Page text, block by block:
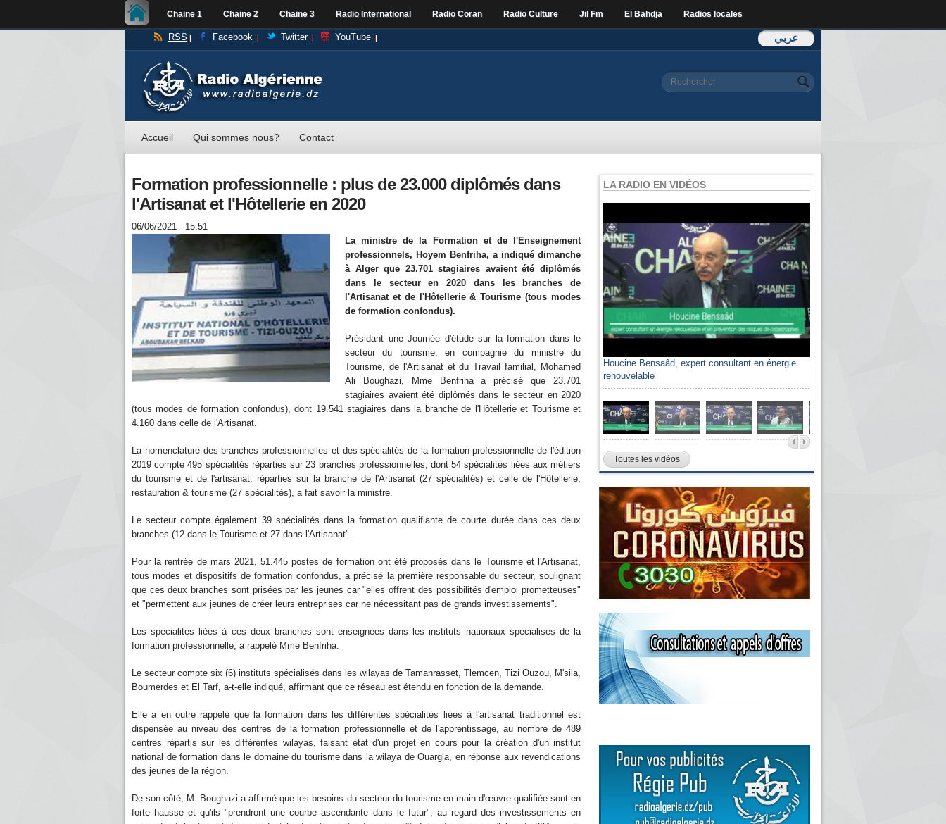
Chaine 1 Chaine 2 Chaine 3 Radio International Radio Coran Radio Culture Jil Fm El Bahdja Radios locales
عربي RSS Facebook Twitter YouTube
Formulaire de
Rechercher
Accueil Qui sommes nous? Contact
Formation professionnelle : plus de 23.000 diplômés dans
l'Artisanat et l'Hôtellerie en 2020
06/06/2021 - 15:51
La ministre de la Formation et de l'Enseignement
professionnels, Hoyem Benfriha, a indiqué dimanche
à Alger que 23.701 stagiaires avaient été diplômés
dans le secteur en 2020 dans les branches de
l'Artisanat et de l'Hôtellerie & Tourisme (tous modes
de formation confondus).
Présidant une Journée d'étude sur la formation dans le
secteur du tourisme, en compagnie du ministre du
Tourisme, de l'Artisanat et du Travail familial, Mohamed
Ali Boughazi, Mme Benfriha a précisé que 23.701
stagiaires avaient été diplômés dans le secteur en 2020
(tous modes de formation confondus), dont 19.541 stagiaires dans la branche de l'Hôtellerie et Tourisme et
4.160 dans celle de l'Artisanat.
La nomenclature des branches professionnelles et des spécialités de la formation professionnelle de l'édition
2019 compte 495 spécialités réparties sur 23 branches professionnelles, dont 54 spécialités liées aux métiers
du tourisme et de l'artisanat, réparties sur la branche de l'Artisanat (27 spécialités) et celle de l'Hôtellerie,
restauration & tourisme (27 spécialités), a fait savoir la ministre.
Le secteur compte également 39 spécialités dans la formation qualifiante de courte durée dans ces deux
branches (12 dans le Tourisme et 27 dans l'Artisanat".
Pour la rentrée de mars 2021, 51.445 postes de formation ont été proposés dans le Tourisme et l'Artisanat,
tous modes et dispositifs de formation confondus, a précisé la première responsable du secteur, soulignant
que ces deux branches sont prisées par les jeunes car "elles offrent des possibilités d'emploi prometteuses"
et "permettent aux jeunes de créer leurs entreprises car ne nécessitant pas de grands investissements".
Les spécialités liées à ces deux branches sont enseignées dans les instituts nationaux spécialisés de la
formation professionnelle, a rappelé Mme Benfriha.
Le secteur compte six (6) instituts spécialisés dans les wilayas de Tamanrasset, Tlemcen, Tizi Ouzou, M'sila,
Boumerdes et El Tarf, a-t-elle indiqué, affirmant que ce réseau est étendu en fonction de la demande.
Elle a en outre rappelé que la formation dans les différentes spécialités liées à l'artisanat traditionnel est
dispensée au niveau des centres de la formation professionnelle et de l'apprentissage, au nombre de 489
centres répartis sur les différentes wilayas, faisant état d'un projet en cours pour la création d'un institut
national de formation dans le domaine du tourisme dans la wilaya de Ouargla, en réponse aux revendications
des jeunes de la région.
De son côté, M. Boughazi a affirmé que les besoins du secteur du tourisme en main d'œuvre qualifiée sont en
forte hausse et qu'ils "prendront une courbe ascendante dans le futur", au regard des investissements en
LA RADIO EN VIDÉOS
Houcine Bensaâd, expert consultant en énergie
renouvelable
Toutes les vidéos